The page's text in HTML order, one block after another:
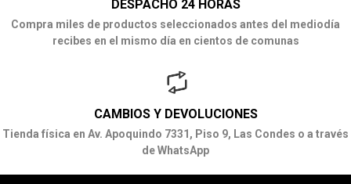
DESPACHO 24 HORAS
Compra miles de productos seleccionados antes del mediodía
recibes en el mismo día en cientos de comunas
CAMBIOS Y DEVOLUCIONES
Tienda física en Av. Apoquindo 7331, Piso 9, Las Condes o a través
de WhatsApp